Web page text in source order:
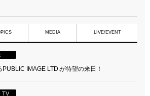
MEDIA LIVE/EVENT
IMAGE LTD.が待望の来日！
TV